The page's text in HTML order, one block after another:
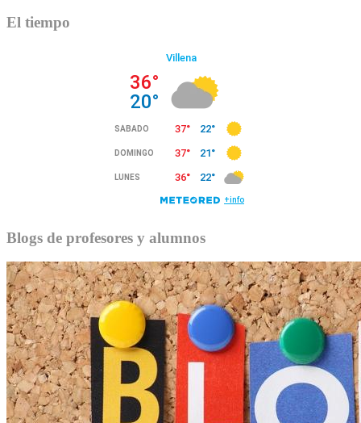
El tiempo
Blogs de profesores y alumnos